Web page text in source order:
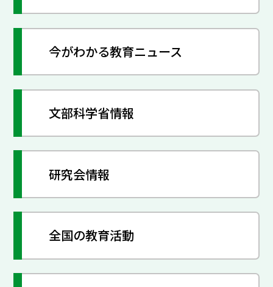
今がわかる教育ニュース
文部科学省情報
研究会情報
全国の教育活動